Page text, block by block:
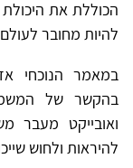
הכוללת את היכולת
להיות מחובר
במאמר הנוכחי
בהקשר של
ואובייקט מעבר
להיראות ולחוש